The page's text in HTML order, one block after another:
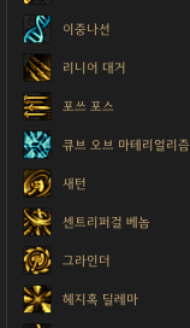
이중나선
리니어 대거
포쓰 포스
큐브 오브 마테리얼리즘
새턴
센트리퍼걸 베놈
그라인더
헤지혹 딜레마